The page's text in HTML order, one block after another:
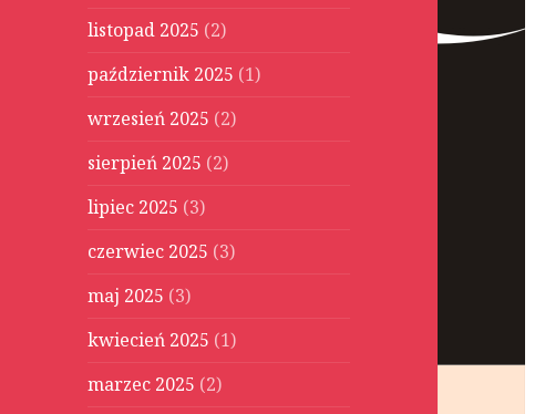
listopad 2025 (2)
październik 2025 (1)
wrzesień 2025 (2)
sierpień 2025 (2)
lipiec 2025 (3)
czerwiec 2025 (3)
maj 2025 (3)
kwiecień 2025 (1)
marzec 2025 (2)